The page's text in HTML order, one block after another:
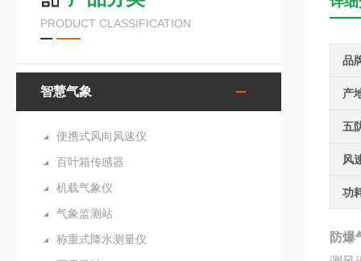
PRODUCT CLASSIFICATION
智慧气象
便携式风向风速仪
百叶箱传感器
机载气象仪
气象监测站
称重式降水测量仪
品
产
五
风
功
防爆